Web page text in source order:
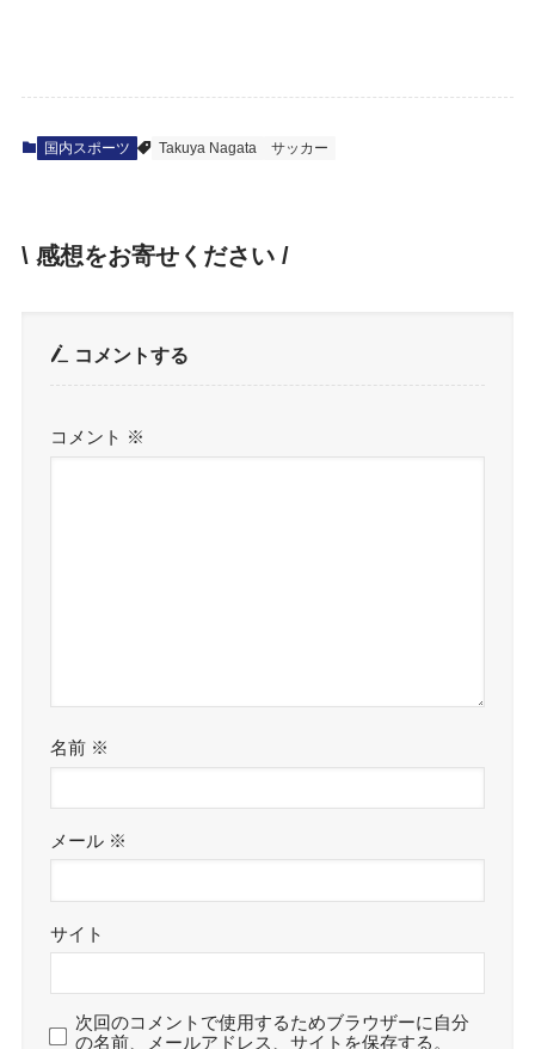
国内スポーツ Takuya Nagata サッカー
\ 感想をお寄せください /
コメントする
コメント ※
名前 ※
メール ※
サイト
次回のコメントで使用するためブラウザーに自分
の名前、メールアドレス、サイトを保存する。